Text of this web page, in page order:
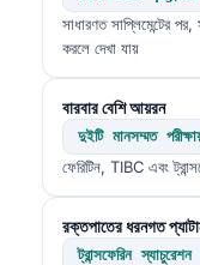
সাধারণত সাপ্লিমেন্টের
করলে দেখা যায়
বারবার বেশি আয়রন
দুইটি মানসম্মত
ফেরিটিন, TIBC এবং
রক্তপাতের ধরনগত
ট্রান্সফেরিন